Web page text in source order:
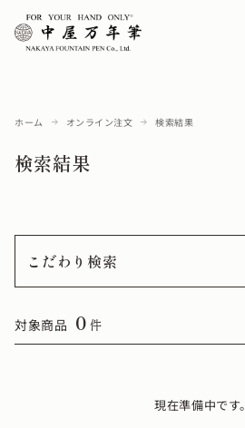
ホーム オンライン注文 検索結果
検索結果
こだわり検索
対象商品 0 件
現在準備中です。